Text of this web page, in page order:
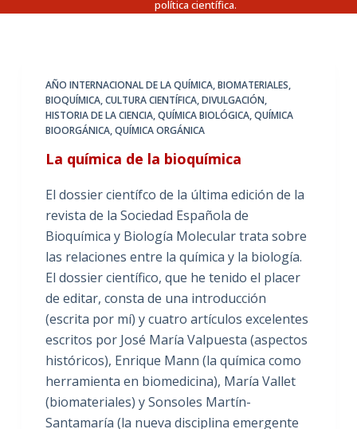
n
política científica.
AÑO INTERNACIONAL DE LA QUÍMICA,BIOMATERIALES,
BIOQUÍMICA,CULTURA CIENTÍFICA,DIVULGACIÓN,
HISTORIA DE LA CIENCIA,QUÍMICA BIOLÓGICA,QUÍMICA
BIOORGÁNICA,QUÍMICA ORGÁNICA
La química de la bioquímica
El dossier científco de la última edición de la
revista de la Sociedad Española de
Bioquímica y Biología Molecular trata sobre
las relaciones entre la química y la biología.
El dossier científico, que he tenido el placer
de editar, consta de una introducción
(escrita por mí) y cuatro artículos excelentes
escritos por José María Valpuesta (aspectos
históricos), Enrique Mann (la química como
herramienta en biomedicina), María Vallet
(biomateriales) y Sonsoles Martín-
Santamaría (la nueva disciplina emergente